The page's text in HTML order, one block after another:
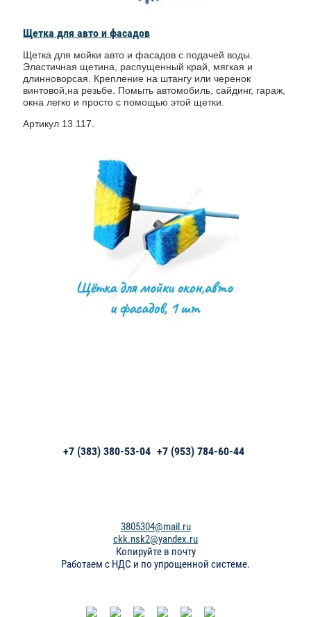
Щетка для авто и фасадов
Щетка для мойки авто и фасадов с подачей воды.
Эластичная щетина, распущенный край, мягкая и
длинноворсая. Крепление на штангу или черенок
винтовой,на резьбе. Помыть автомобиль, сайдинг, гараж,
окна легко и просто с помощью этой щетки.
Артикул 13 117.
+7 (383) 380-53-04 +7 (953) 784-60-44
3805304@mail.ru
ckk.nsk2@yandex.ru
Копируйте в почту
Работаем с НДС и по упрощенной системе.